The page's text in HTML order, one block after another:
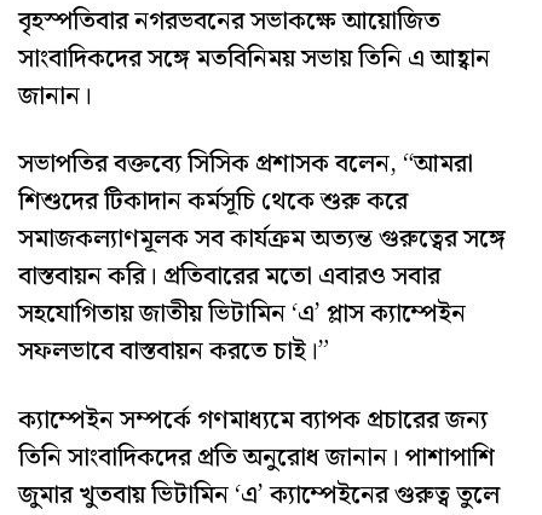
বৃহস্পতিবার নগরভবনের সভাকক্ষে আয়োজিত
সাংবাদিকদের সঙ্গে মতবিনিময় সভায় তিনি এ আহ্বান
জানান।
সভাপতির বক্তব্যে সিসিক প্রশাসক বলেন, “আমরা
শিশুদের টিকাদান কর্মসূচি থেকে শুরু করে
সমাজকল্যাণমূলক সব কার্যক্রম অত্যন্ত গুরুত্বের সঙ্গে
বাস্তবায়ন করি। প্রতিবারের মতো এবারও সবার
সহযোগিতায় জাতীয় ভিটামিন ‘এ’ প্লাস ক্যাম্পেইন
সফলভাবে বাস্তবায়ন করতে চাই।”
ক্যাম্পেইন সম্পর্কে গণমাধ্যমে ব্যাপক প্রচারের জন্য
তিনি সাংবাদিকদের প্রতি অনুরোধ জানান। পাশাপাশি
জুমার খুতবায় ভিটামিন ‘এ’ ক্যাম্পেইনের গুরুত্ব তুলে